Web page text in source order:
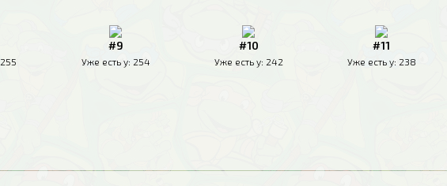
255
#9
Уже есть у: 254
#10
Уже есть у: 242
#11
Уже есть у: 238